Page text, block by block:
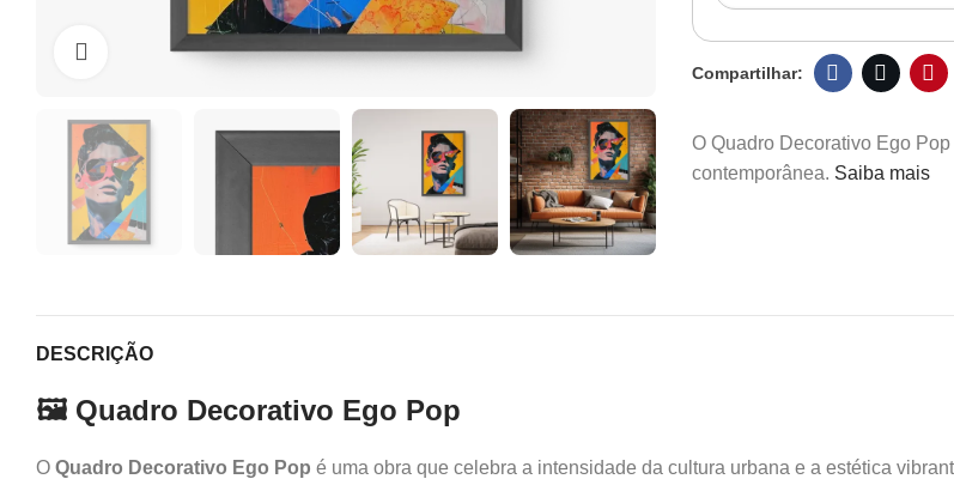
Clique para ampliar
O Quadro Decorativo Ego
contemporânea. Saiba mais
DESCRIÇÃO
🖼️ Quadro Decorativo Ego Pop
O Quadro Decorativo Ego Pop é uma obra que celebra a intensidade da cultura urbana e a estética